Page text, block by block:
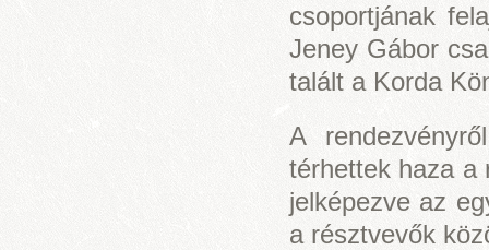
csoportjának
Jeney Gábor
talált a Korda
A
térhettek haza a
jelképezve az
a résztvevők